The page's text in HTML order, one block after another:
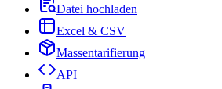
Datei hochladen
Excel & CSV
Massentarifierung
API